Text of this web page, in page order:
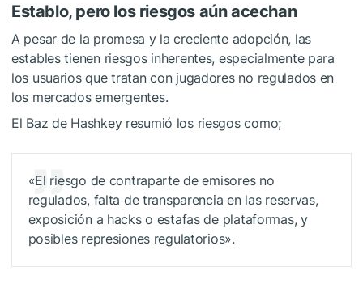
Establo, pero los riesgos aún acechan
A pesar de la promesa y la creciente adopción, las
estables tienen riesgos inherentes, especialmente para
los usuarios que tratan con jugadores no regulados en
los mercados emergentes.
El Baz de Hashkey resumió los riesgos como;
«El riesgo de contraparte de emisores no
regulados, falta de transparencia en las reservas,
exposición a hacks o estafas de plataformas, y
posibles represiones regulatorios».